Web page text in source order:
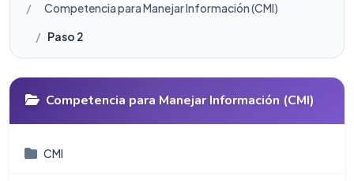
Competencia para Manejar Información (CMI)
Paso 2
Competencia para Manejar Información (CMI)
CMI